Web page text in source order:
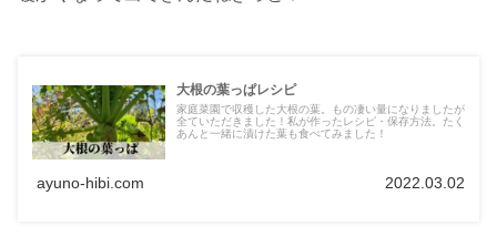
大根の葉っぱレシピ
家庭菜園で収穫した大根の葉。もの凄い量になりましたが
全ていただきました！私が作ったレシピ・保存方法。たく
あんと一緒に漬けた葉も食べてみました！
ayuno-hibi.com 2022.03.02